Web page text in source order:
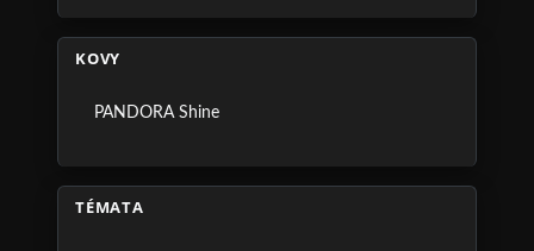
KOVY
PANDORA Shine
TÉMATA